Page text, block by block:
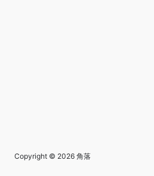
Copyright © 2026 角落